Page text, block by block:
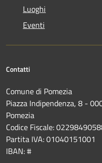
Luoghi
Eventi
Contatti
Comune di Pomezia
Piazza Indipendenza, 8 -
Pomezia
Codice Fiscale:
Partita IVA: 01040151001
IBAN: #